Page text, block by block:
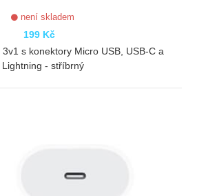
není skladem
199 Kč
s konektory Micro USB, USB-C a
Lightning - stříbrný